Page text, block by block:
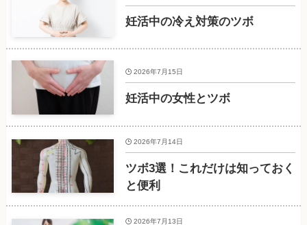
妊活中の冷え対策のツボ
妊活中の女性とツボ
2026年7月15日
ツボ3選！これだけは知っておく
と便利
2026年7月14日
2026年7月13日